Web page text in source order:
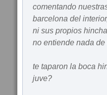
comentando
barcelona del
ni sus propios
no entiende nada
te taparon la boca
juve?